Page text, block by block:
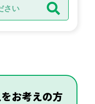
お考えの方